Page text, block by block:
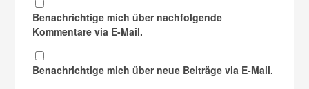
Benachrichtige mich über nachfolgende
Kommentare via E-Mail.
Benachrichtige mich über neue Beiträge via E-Mail.